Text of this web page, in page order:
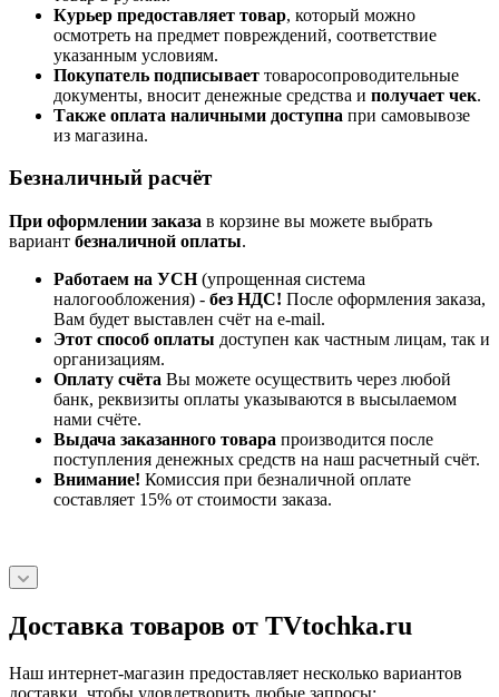
Курьер предоставляет товар, который можно
осмотреть на предмет повреждений, соответствие
указанным условиям.
Покупатель подписывает товаросопроводительные
документы, вносит денежные средства и получает чек.
Также оплата наличными доступна при самовывозе
из магазина.
Безналичный расчёт
При оформлении заказа в корзине вы можете выбрать
вариант безналичной оплаты.
Работаем на УСН(упрощенная система
налогообложения) - без НДС! После оформления заказа,
Вам будет выставлен счёт на e-mail.
Этот способ оплаты доступен как частным лицам, так и
организациям.
Оплату счёта Вы можете осуществить через любой
банк, реквизиты оплаты указываются в высылаемом
нами счёте.
Выдача заказанного товара производится после
поступления денежных средств на наш расчетный счёт.
Внимание! Комиссия при безналичной оплате
составляет 15% от стоимости заказа.
Доставка товаров от TVtochka.ru
Наш интернет-магазин предоставляет несколько вариантов
доставки, чтобы удовлетворить любые запросы: